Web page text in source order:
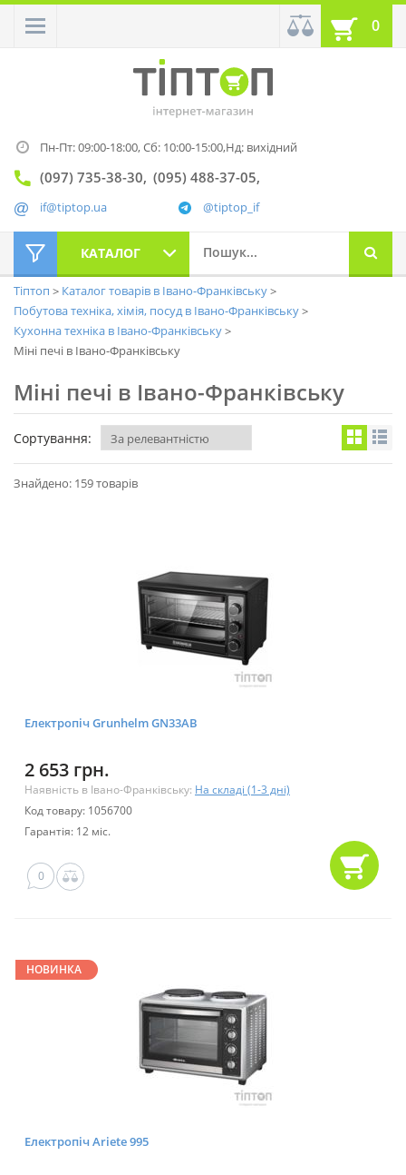
0
Пн-Пт: 09:00-18:00,Сб: 10:00-15:00,Нд: вихідний
(097) 735-38-30 (095) 488-37-05
@tiptop_if
if@tiptop.ua
КАТАЛОГ
Тіптоп
Каталог товарів в Івано-Франківську
Побутова техніка, хімія, посуд в Івано-Франківську
Кухонна техніка в Івано-Франківську
Міні печі в Івано-Франківську
Міні печі в Івано-Франківську
Сортування:
Знайдено: 159 товарів
Електропіч Grunhelm GN33AВ
2 653 грн.
Наявність в Івано-Франківську: На складі (1-3 дні)
Код товару: 1056700
Гарантія: 12 міс.
0
НОВИНКА
Електропіч Ariete 995